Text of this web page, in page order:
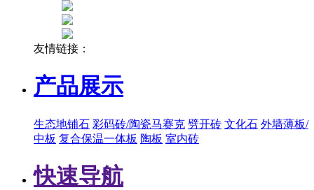
友情链接：
产品展示
生态地铺石 彩码砖/陶瓷马赛克 劈开砖 文化石 外墙薄板/
中板 复合保温一体板 陶板 室内砖
快速导航